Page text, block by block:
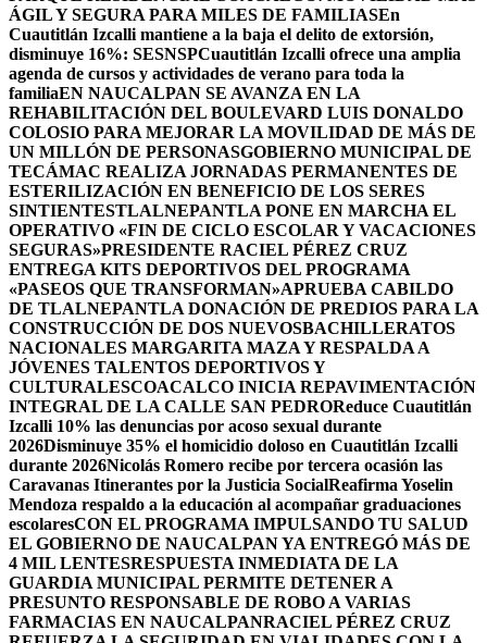
ÁGIL Y SEGURA PARA MILES DE FAMILIASEn
Cuautitlán Izcalli mantiene a la baja el delito de extorsión,
disminuye 16%: SESNSPCuautitlán Izcalli ofrece una amplia
agenda de cursos y actividades de verano para toda la
familiaEN NAUCALPAN SE AVANZA EN LA
REHABILITACIÓN DEL BOULEVARD LUIS DONALDO
COLOSIO PARA MEJORAR LA MOVILIDAD DE MÁS DE
UN MILLÓN DE PERSONASGOBIERNO MUNICIPAL DE
TECÁMAC REALIZA JORNADAS PERMANENTES DE
ESTERILIZACIÓN EN BENEFICIO DE LOS SERES
SINTIENTESTLALNEPANTLA PONE EN MARCHA EL
OPERATIVO «FIN DE CICLO ESCOLAR Y VACACIONES
SEGURAS»PRESIDENTE RACIEL PÉREZ CRUZ
ENTREGA KITS DEPORTIVOS DEL PROGRAMA
«PASEOS QUE TRANSFORMAN»APRUEBA CABILDO
DE TLALNEPANTLA DONACIÓN DE PREDIOS PARA LA
CONSTRUCCIÓN DE DOS NUEVOSBACHILLERATOS
NACIONALES MARGARITA MAZA Y RESPALDA A
JÓVENES TALENTOS DEPORTIVOS Y
CULTURALESCOACALCO INICIA REPAVIMENTACIÓN
INTEGRAL DE LA CALLE SAN PEDROReduce Cuautitlán
Izcalli 10% las denuncias por acoso sexual durante
2026Disminuye 35% el homicidio doloso en Cuautitlán Izcalli
durante 2026Nicolás Romero recibe por tercera ocasión las
Caravanas Itinerantes por la Justicia SocialReafirma Yoselin
Mendoza respaldo a la educación al acompañar graduaciones
escolaresCON EL PROGRAMA IMPULSANDO TU SALUD
EL GOBIERNO DE NAUCALPAN YA ENTREGÓ MÁS DE
4 MIL LENTESRESPUESTA INMEDIATA DE LA
GUARDIA MUNICIPAL PERMITE DETENER A
PRESUNTO RESPONSABLE DE ROBO A VARIAS
FARMACIAS EN NAUCALPANRACIEL PÉREZ CRUZ